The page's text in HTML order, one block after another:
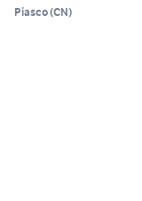
Piasco(CN)